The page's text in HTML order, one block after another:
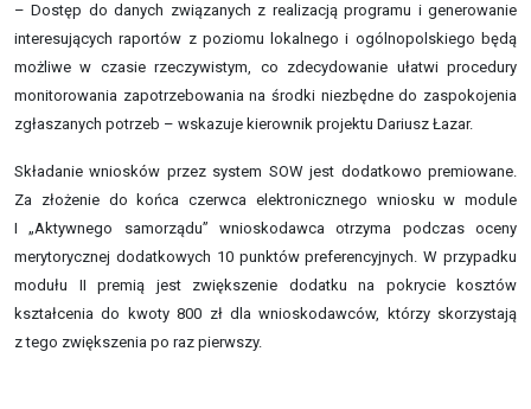
– Dostęp do danych związanych z realizacją programu i generowanie
interesujących raportów z poziomu lokalnego i ogólnopolskiego będą
możliwe w czasie rzeczywistym, co zdecydowanie ułatwi procedury
monitorowania zapotrzebowania na środki niezbędne do zaspokojenia
zgłaszanych potrzeb – wskazuje kierownik projektu Dariusz Łazar.
Składanie wniosków przez system SOW jest dodatkowo premiowane.
Za złożenie do końca czerwca elektronicznego wniosku w module
I „Aktywnego samorządu” wnioskodawca otrzyma podczas oceny
merytorycznej dodatkowych 10 punktów preferencyjnych. W przypadku
modułu II premią jest zwiększenie dodatku na pokrycie kosztów
kształcenia do kwoty 800 zł dla wnioskodawców, którzy skorzystają
z tego zwiększenia po raz pierwszy.